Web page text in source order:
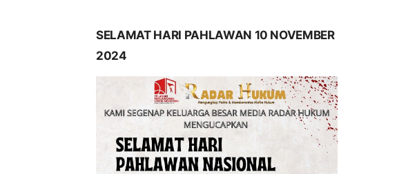
SELAMAT HARI PAHLAWAN 10 NOVEMBER
2024